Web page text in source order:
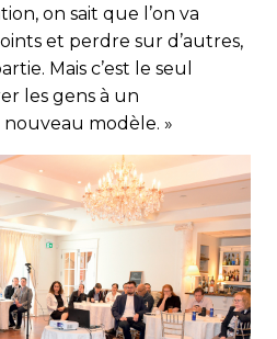
on sait que l’on va
et perdre sur d’autres,
Mais c’est le seul
les gens à un
modèle. »